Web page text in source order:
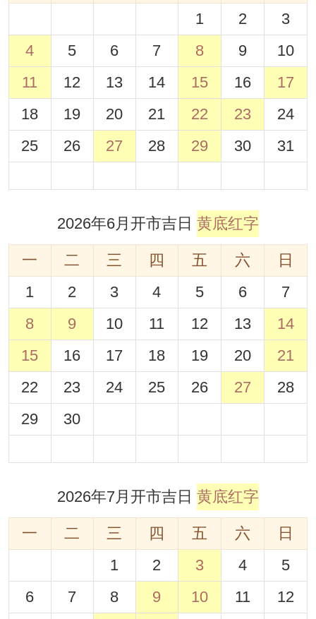
1 2
3
4
5 6 7 8 9
10
11
12 13 14 15 16
17
18
19 20 21 22 23
24
25
26 27 28 29 30 31
2026年6月开市吉日 黄底红字
一 二 三 四 五 六
日
1
2 3 4 5 6
7
8
9 10 11 12 13
14
15
16 17 18 19 20
21
22
23 24 25 26 27
28
29
30
2026年7月开市吉日 黄底红字
一 二 三 四 五 六
日
1
2 3 4
5
6
7 8 9 10 11
12